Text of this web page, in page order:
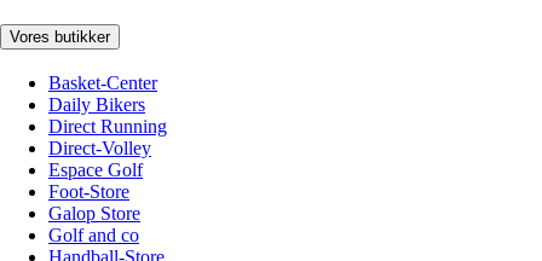
Vores butikker
Basket-Center
Daily Bikers
Direct Running
Direct-Volley
Espace Golf
Foot-Store
Galop Store
Golf and co
Handball-Store